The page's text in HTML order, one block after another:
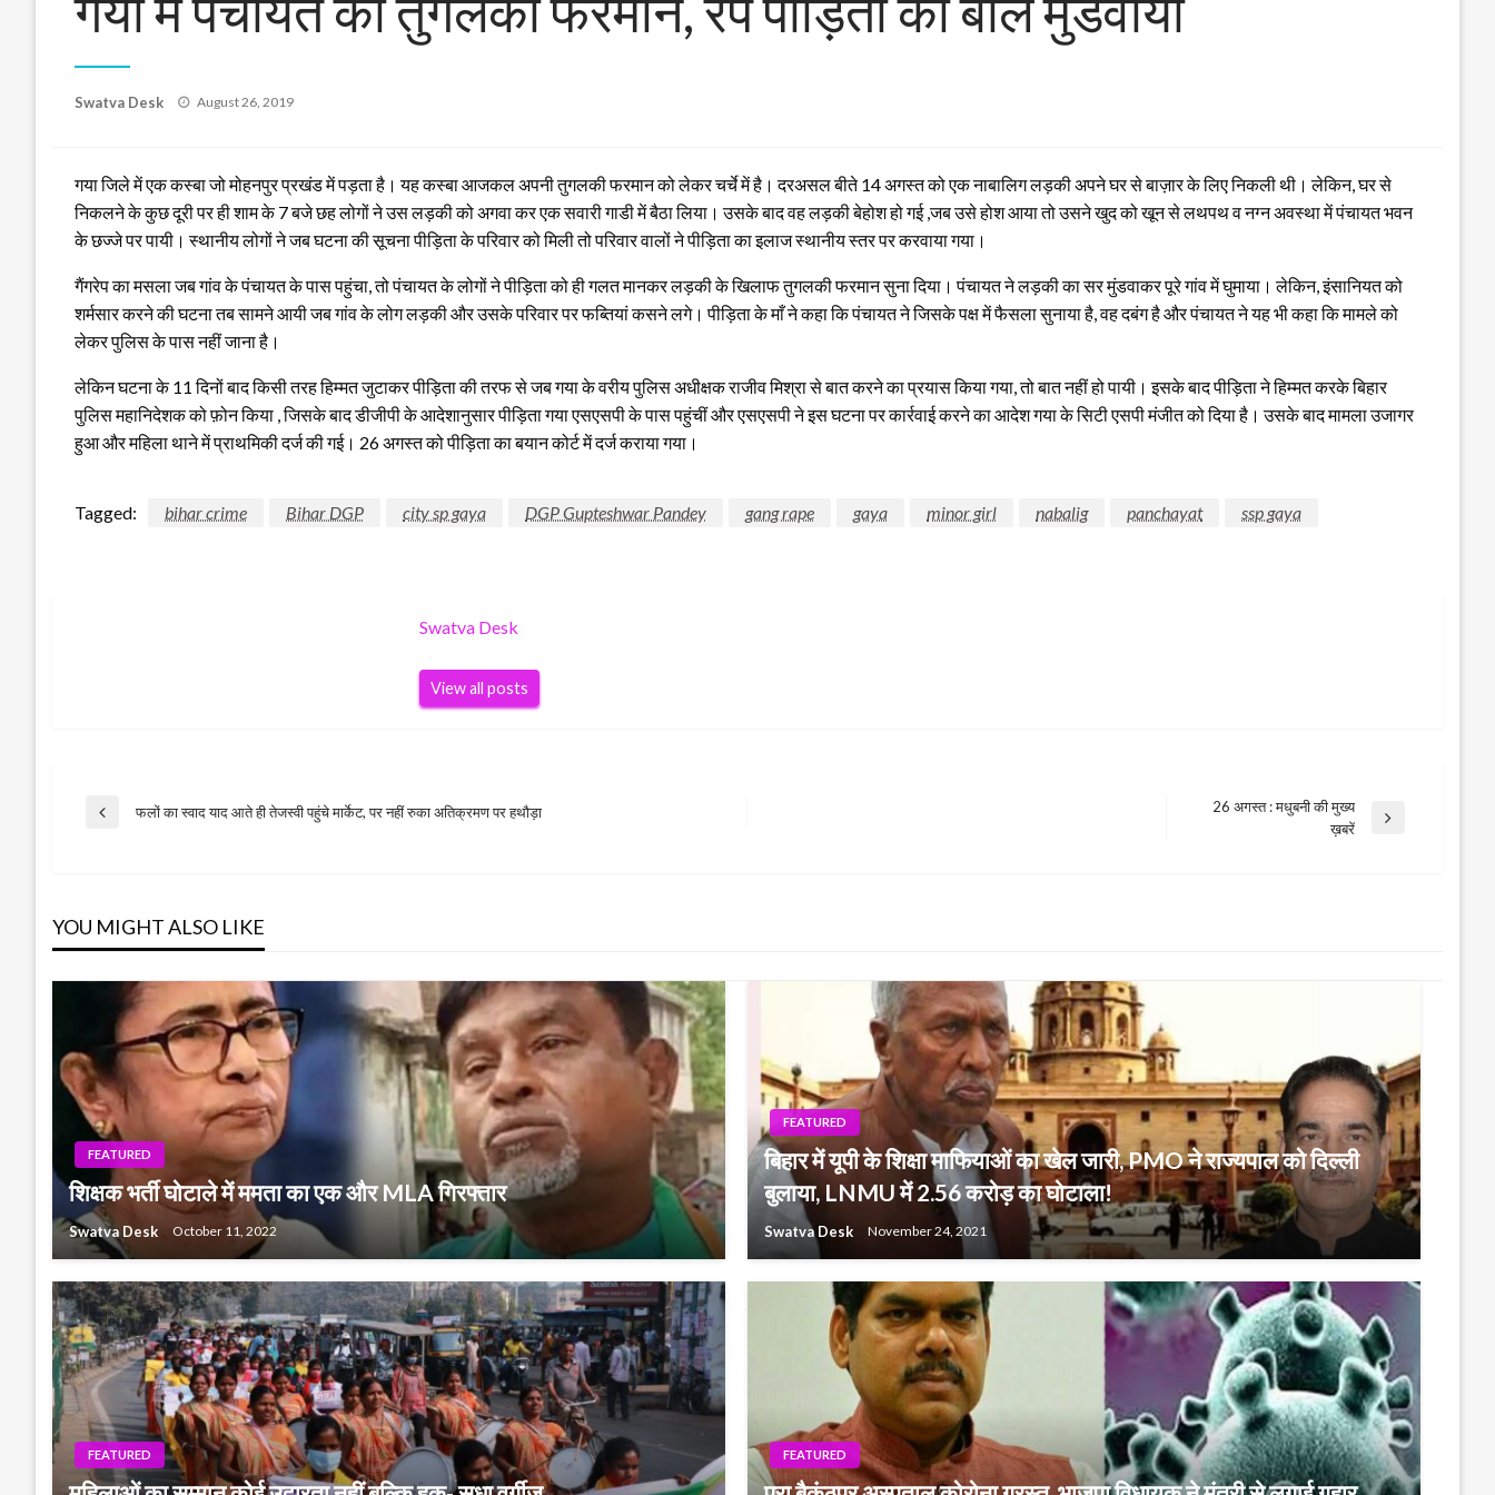
Swatva Desk
Posted
August 26, 2019
गया जिले में एक कस्बा जो मोहनपुर प्रखंड में पड़ता है। यह कस्बा आजकल अपनी तुगलकी फरमान को लेकर चर्चे में है। दरअसल बीते 14 अगस्त को एक नाबालिग लड़की अपने घर से बाज़ार के लिए निकली थी। लेकिन, घर से
निकलने के कुछ दूरी पर ही शाम के 7 बजे छह लोगों ने उस लड़की को अगवा कर एक सवारी गाडी में बैठा लिया। उसके बाद वह लड़की बेहोश हो गई ,जब उसे होश आया तो उसने खुद को खून से लथपथ व नग्न अवस्था में पंचायत भवन
के छज्जे पर पायी। स्थानीय लोगों ने जब घटना की सूचना पीड़िता के परिवार को मिली तो परिवार वालों ने पीड़िता का इलाज स्थानीय स्तर पर करवाया गया।
गैंगरेप का मसला जब गांव के पंचायत के पास पहुंचा, तो पंचायत के लोगों ने पीड़िता को ही गलत मानकर लड़की के खिलाफ तुगलकी फरमान सुना दिया। पंचायत ने लड़की का सर मुंडवाकर पूरे गांव में घुमाया। लेकिन, इंसानियत को
शर्मसार करने की घटना तब सामने आयी जब गांव के लोग लड़की और उसके परिवार पर फब्तियां कसने लगे। पीड़िता के माँ ने कहा कि पंचायत ने जिसके पक्ष में फैसला सुनाया है, वह दबंग है और पंचायत ने यह भी कहा कि मामले को
लेकर पुलिस के पास नहीं जाना है।
लेकिन घटना के 11 दिनों बाद किसी तरह हिम्मत जुटाकर पीड़िता की तरफ से जब गया के वरीय पुलिस अधीक्षक राजीव मिश्रा से बात करने का प्रयास किया गया, तो बात नहीं हो पायी। इसके बाद पीड़िता ने हिम्मत करके बिहार
पुलिस महानिदेशक को फ़ोन किया , जिसके बाद डीजीपी के आदेशानुसार पीड़िता गया एसएसपी के पास पहुंचीं और एसएसपी ने इस घटना पर कार्रवाई करने का आदेश गया के सिटी एसपी मंजीत को दिया है। उसके बाद मामला उजागर
हुआ और महिला थाने में प्राथमिकी दर्ज की गई। 26 अगस्त को पीड़िता का बयान कोर्ट में दर्ज कराया गया।
Tagged: bihar crime Bihar DGP city sp gaya DGP Gupteshwar Pandey gang rape gaya minor girl nabalig panchayat ssp gaya
Swatva Desk
View all posts
Post
Previous
फलों का स्वाद याद आते ही तेजस्वी पहुंचे मार्केट, पर नहीं रुका अतिक्रमण पर हथौड़ा
26 अगस्त : मधुबनी की मुख्य
ख़बरें
YOU MIGHT ALSO LIKE
FEATURED
शिक्षक भर्ती घोटाले में ममता का एक और MLA गिरफ्तार
Swatva Desk October 11, 2022
FEATURED
बिहार में यूपी के शिक्षा माफियाओं का खेल जारी, PMO ने राज्यपाल को दिल्ली
बुलाया, LNMU में 2.56 करोड़ का घोटाला!
Swatva Desk November 24, 2021
FEATURED FEATURED